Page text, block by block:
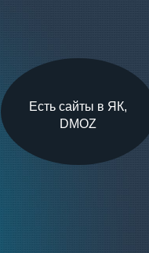
Есть сайты в ЯК,
DMOZ